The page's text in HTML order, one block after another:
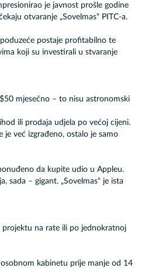
je javnost prošle godine
otvaranje „Sovelmas“ PITC-a.
postaje profitabilno te
koji su investirali u stvaranje
mjesečno – to nisu astronomski
ili prodaja udjela po većoj cijeni.
je već izgrađeno, ostalo je samo
da kupite udio u Appleu.
sada – gigant. „Sovelmas“ je ista
na rate ili po jednokratnoj
kabinetu prije manje od 14